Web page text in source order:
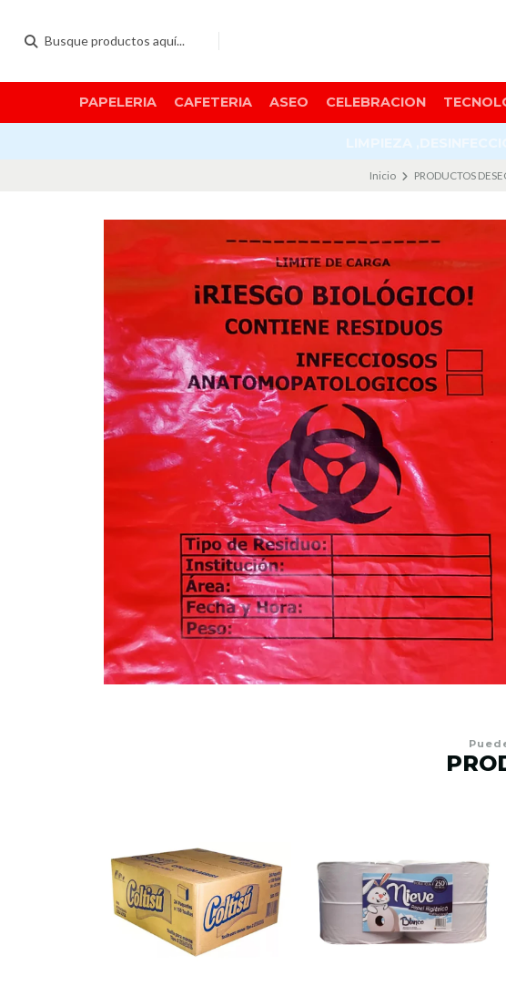
PAPELERIA CAFETERIA ASEO CELEBRACION
LIMPIEZA
Inicio PRODUCTOS